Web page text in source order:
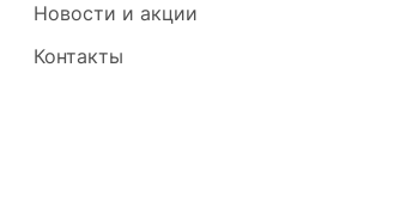
Новости и акции
Контакты